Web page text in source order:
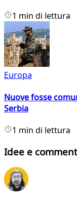
1 min di lettura
Europa
Nuove fosse
Serbia
1 min di lettura
Idee e